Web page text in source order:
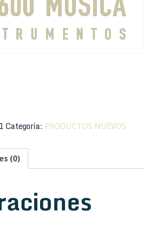
Categoría: PRODUCTOS NUEVOS
(0)